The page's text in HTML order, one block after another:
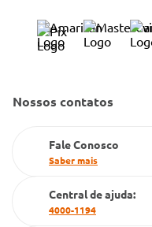
Código de Conduta
Política de Reembolso
Dúvidas Frequentes
Condeclin
Cartão Grupo Conde
Televendas
Nossos contatos
Fale Conosco
Saber mais
Central de ajuda:
4000-1194